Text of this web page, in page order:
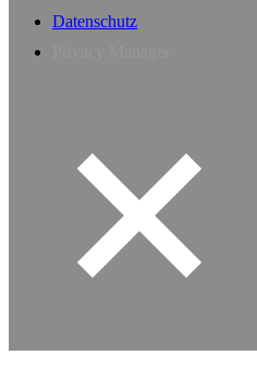
Datenschutz